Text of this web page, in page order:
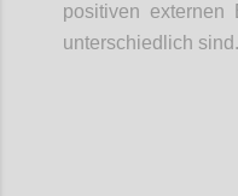
positiven externen
unterschiedlich sind.